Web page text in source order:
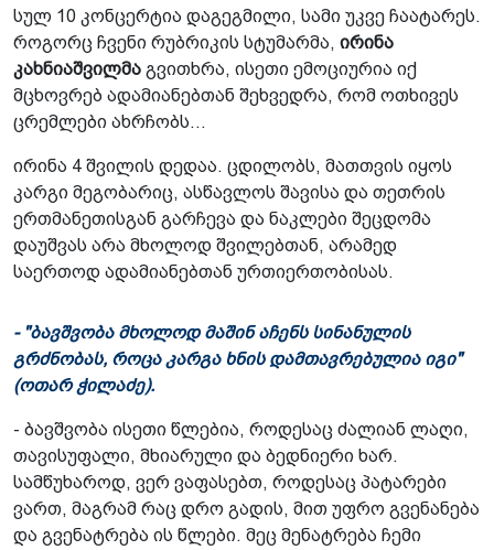
სულ 10 კონცერტია დაგეგმილი, სამი უკვე ჩაატარეს.
როგორც ჩვენი რუბრიკის სტუმარმა, ირინა
კახნიაშვილმა გვითხრა, ისეთი ემოციურია იქ
მცხოვრებ ადამიანებთან შეხვედრა, რომ ოთხივეს
ცრემლები ახრჩობს...
ირინა 4 შვილის დედაა. ცდილობს, მათთვის იყოს
კარგი მეგობარიც, ასწავლოს შავისა და თეთრის
ერთმანეთისგან გარჩევა და ნაკლები შეცდომა
დაუშვას არა მხოლოდ შვილებთან, არამედ
საერთოდ ადამიანებთან ურთიერთობისას.
- "ბავშვობა მხოლოდ მაშინ აჩენს სინანულის
გრძნობას, როცა კარგა ხნის დამთავრებულია იგი"
(ოთარ ჭილაძე).
- ბავშვობა ისეთი წლებია, როდესაც ძალიან ლაღი,
თავისუფალი, მხიარული და ბედნიერი ხარ.
სამწუხაროდ, ვერ ვაფასებთ, როდესაც პატარები
ვართ, მაგრამ რაც დრო გადის, მით უფრო გვენანება
და გვენატრება ის წლები. მეც მენატრება ჩემი